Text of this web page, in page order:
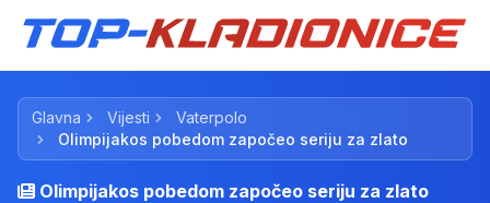
Glavna Vijesti
Vaterpolo
Olimpijakos pobedom započeo seriju za zlato
Olimpijakos pobedom započeo seriju za zlato